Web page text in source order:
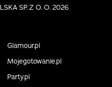
SP. Z O. O. 2026
Glamour.pl
Mojegotowanie.pl
Party.pl